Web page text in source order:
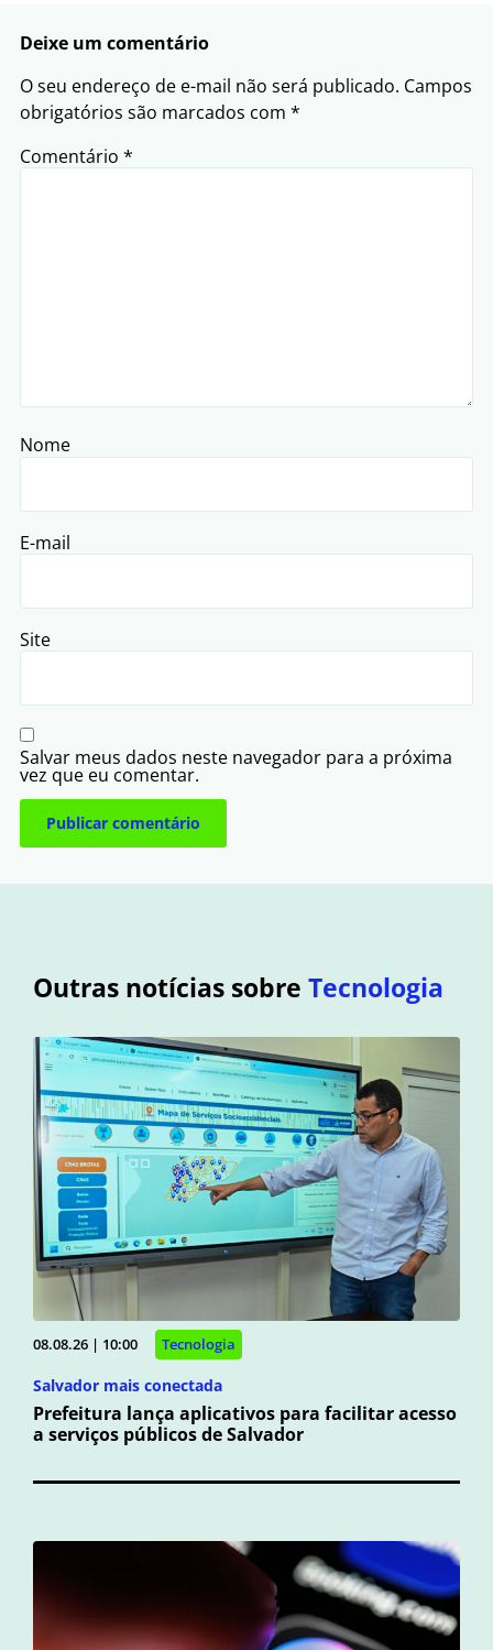
Deixe um comentário
O seu endereço de e-mail não será publicado. Campos
obrigatórios são marcados com *
Comentário *
Nome
E-mail
Site
Salvar meus dados neste navegador para a próxima
vez que eu comentar.
Outras notícias sobre Tecnologia
08.08.26 | 10:00 Tecnologia
Salvador mais conectada
Prefeitura lança aplicativos para facilitar acesso
a serviços públicos de Salvador